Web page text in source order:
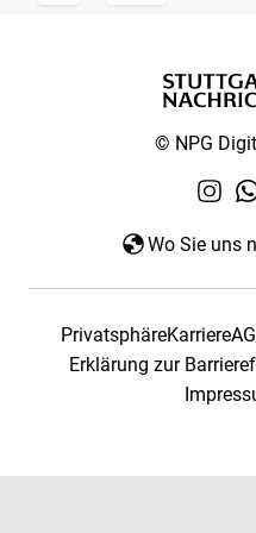
© NPG
Wo Sie uns
PrivatsphäreKarriere
Erklärung zur